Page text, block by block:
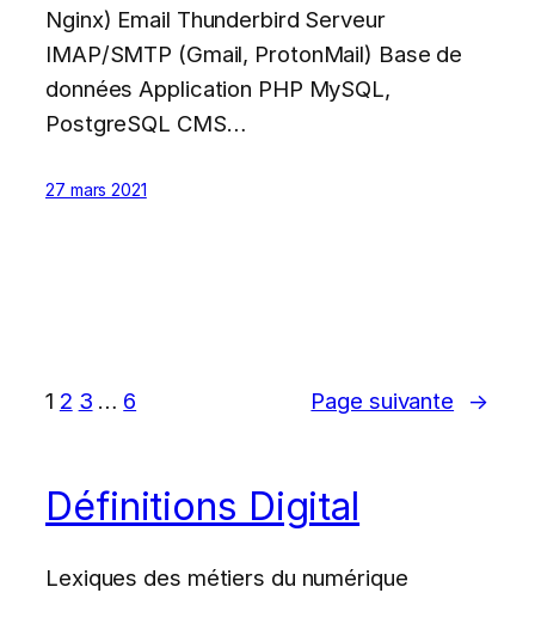
Nginx) Email Thunderbird Serveur
IMAP/SMTP (Gmail, ProtonMail) Base de
données Application PHP MySQL,
PostgreSQL CMS…
27 mars 2021
1 2 3 … 6 Page suivante →
Définitions Digital
Lexiques des métiers du numérique